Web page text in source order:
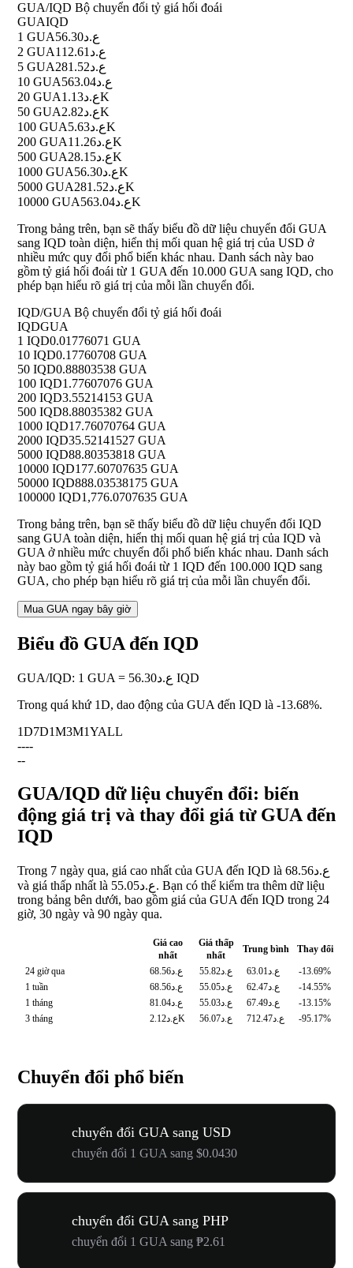
GUA/IQD Bộ chuyển đổi tỷ giá hối đoái
GUAIQD
1 GUA
ع.د56.30
2 GUA
ع.د112.61
5 GUA
ع.د281.52
10 GUA
ع.د563.04
20 GUA
ع.د1.13K
50 GUA
ع.د2.82K
100 GUA
ع.د5.63K
200 GUA
ع.د11.26K
500 GUA
ع.د28.15K
1000 GUA
ع.د56.30K
5000 GUA
ع.د281.52K
10000 GUA
ع.د563.04K
Trong bảng trên, bạn sẽ thấy biểu đồ dữ liệu chuyển đổi GUA
sang IQD toàn diện, hiển thị mối quan hệ giá trị của USD ở
nhiều mức quy đổi phổ biến khác nhau. Danh sách này bao
gồm tỷ giá hối đoái từ 1 GUA đến 10.000 GUA sang IQD, cho
phép bạn hiểu rõ giá trị của mỗi lần chuyển đổi.
IQD/GUA Bộ chuyển đổi tỷ giá hối đoái
IQDGUA
1 IQD0.01776071 GUA
10 IQD0.17760708 GUA
50 IQD0.88803538 GUA
100 IQD1.77607076 GUA
200 IQD3.55214153 GUA
500 IQD8.88035382 GUA
1000 IQD17.76070764 GUA
2000 IQD35.52141527 GUA
5000 IQD88.80353818 GUA
10000 IQD177.60707635 GUA
50000 IQD888.03538175 GUA
100000 IQD1,776.0707635 GUA
Trong bảng trên, bạn sẽ thấy biểu đồ dữ liệu chuyển đổi IQD
sang GUA toàn diện, hiển thị mối quan hệ giá trị của IQD và
GUA ở nhiều mức chuyển đổi phổ biến khác nhau. Danh sách
này bao gồm tỷ giá hối đoái từ 1 IQD đến 100.000 IQD sang
GUA, cho phép bạn hiểu rõ giá trị của mỗi lần chuyển đổi.
Mua GUA ngay bây giờ
Biểu đồ GUA đến IQD
GUA/IQD:
1 GUA = ع.د56.30 IQD
Trong quá khứ 1D, dao động của GUA đến IQD là -13.68%.
1D7D1M3M1YALL
----
--
GUA/IQD dữ liệu chuyển đổi: biến
động giá trị và thay đổi giá từ GUA đến
IQD
Trong 7 ngày qua, giá cao nhất của GUA đến IQD là ع.د68.56
và giá thấp nhất là ع.د55.05. Bạn có thể kiểm tra thêm dữ liệu
trong bảng bên dưới, bao gồm giá của GUA đến IQD trong 24
giờ, 30 ngày và 90 ngày qua.
Giá cao
nhất
Giá thấp
nhất
Trung bình
Thay đổi
24 giờ qua
ع.د68.56 ع.د55.82 ع.د63.01
-13.69%
1 tuần
ع.د68.56 ع.د55.05 ع.د62.47
-14.55%
1 tháng
ع.د81.04 ع.د55.03 ع.د67.49
-13.15%
3 tháng
ع.د2.12K ع.د56.07 ع.د712.47 -95.17%
Chuyển đổi phổ biến
chuyển đổi GUA sang USD
chuyển đổi 1 GUA sang $0.0430
chuyển đổi GUA sang PHP
chuyển đổi 1 GUA sang ₱2.61